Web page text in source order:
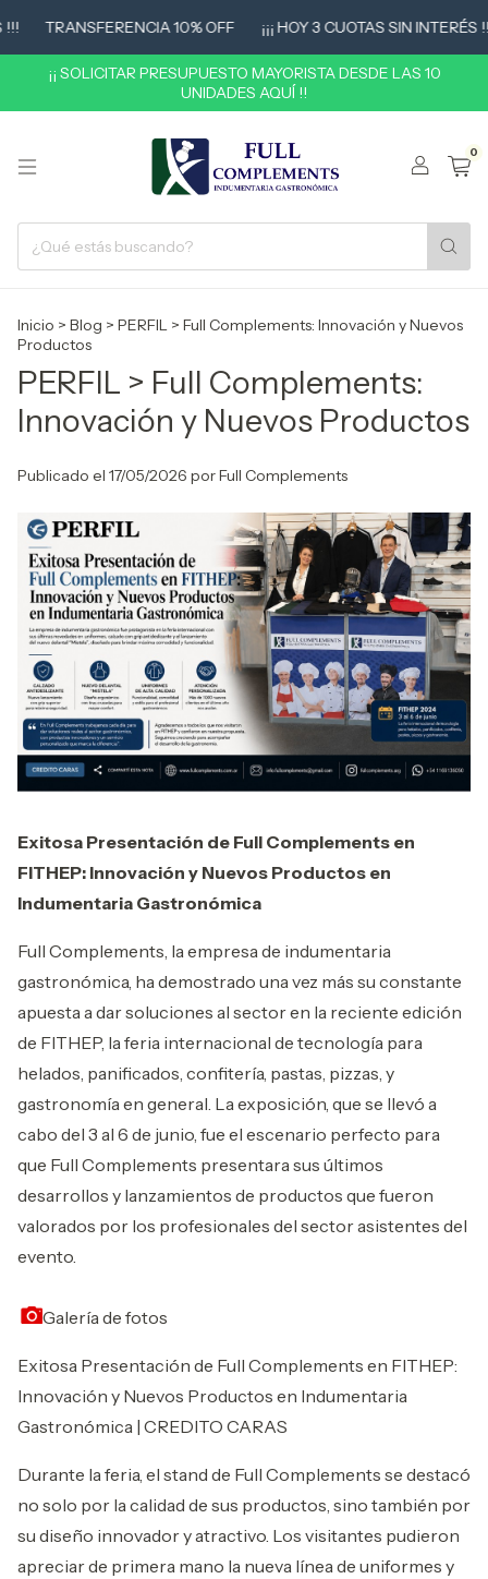
TRANSFERENCIA 10% OFF ¡¡¡ HOY 3 CUOTAS SIN INTERÉS !!!
¡¡ SOLICITAR PRESUPUESTO MAYORISTA DESDE LAS 10
UNIDADES AQUÍ !!
0
Inicio > Blog > PERFIL > Full Complements: Innovación y Nuevos
Productos
PERFIL > Full Complements:
Innovación y Nuevos Productos
Publicado el 17/05/2026 por Full Complements
Exitosa Presentación de Full Complements en
FITHEP: Innovación y Nuevos Productos en
Indumentaria Gastronómica
Full Complements, la empresa de indumentaria
gastronómica, ha demostrado una vez más su constante
apuesta a dar soluciones al sector en la reciente edición
de FITHEP, la feria internacional de tecnología para
helados, panificados, confitería, pastas, pizzas, y
gastronomía en general. La exposición, que se llevó a
cabo del 3 al 6 de junio, fue el escenario perfecto para
que Full Complements presentara sus últimos
desarrollos y lanzamientos de productos que fueron
valorados por los profesionales del sector asistentes del
evento.
Galería de fotos
Exitosa Presentación de Full Complements en FITHEP:
Innovación y Nuevos Productos en Indumentaria
Gastronómica | CREDITO CARAS
Durante la feria, el stand de Full Complements se destacó
no solo por la calidad de sus productos, sino también por
su diseño innovador y atractivo. Los visitantes pudieron
apreciar de primera mano la nueva línea de uniformes y